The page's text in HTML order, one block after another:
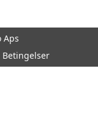
Aps
Betingelser